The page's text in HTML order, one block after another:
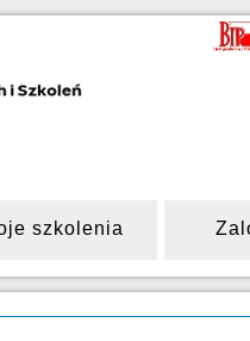
szkolenia